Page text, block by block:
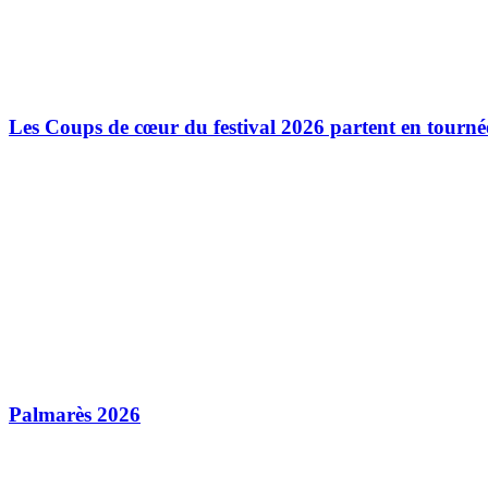
Les Coups de cœur du festival 2026 partent en
Palmarès 2026